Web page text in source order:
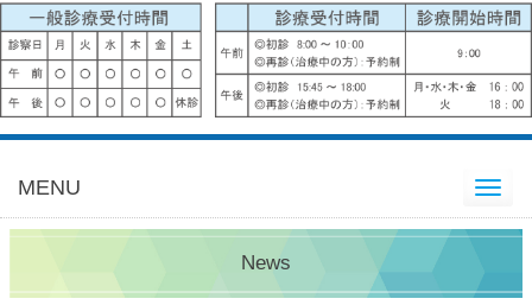
MENU Toggle
navigation
News